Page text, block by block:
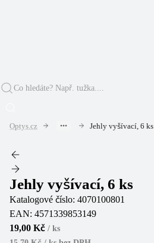
Optys.cz Jehly vyšívací, 6 ks
Jehly vyšívací, 6 ks
Katalogové číslo: 4070100801
EAN: 4571339853149
19,00 Kč / ks